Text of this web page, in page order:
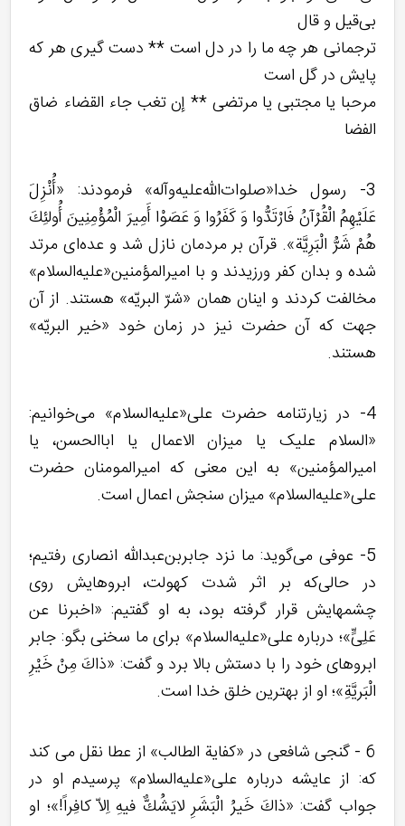
بی‌‌قیل و قال‌‌
ترجمانی هر چه ما را در دل است ** دست گیری هر که
پایش در گل است‌‌
مرحبا یا مجتبی یا مرتضی ** إن تغب جاء القضاء ضاق
الفضا
3- رسول خدا«صلوات‌الله‌علیه‌وآله» فرمودند: «أُنْزِلَ
عَلَيْهِمُ الْقُرْآنُ فَارْتَدُّوا وَ كَفَرُوا وَ عَصَوْا أَمِيرَ الْمُؤْمِنِينَ أُولئِكَ
هُمْ شَرُّ الْبَرِيَّة». قرآن بر مردمان نازل شد و عده‌ای مرتد
شده و بدان کفر ورزیدند و با امیرالمؤمنین«علیه‌السلام»
مخالفت کردند و اینان همان «شرّ البریّه» هستند. از آن
جهت که آن حضرت نیز در زمان خود «خیر البریّه»
هستند.
4- در زیارتنامه حضرت علی«علیه‌السلام» می‌خوانیم:
«السلام علیک یا میزان الاعمال یا اباالحسن، یا
امیرالمؤمنین» به این معنی که امیرالمومنان حضرت
علی«علیه‌السلام» میزان سنجش اعمال است.
5- عوفى مى‌گويد: ما نزد جابربن‌عبدالله انصارى رفتیم؛
در حالى‌كه بر اثر شدت كهولت، ابروهايش روى
چشمهايش قرار گرفته بود، به او گفتيم: «اخبرنا عن
عَلِىٍّ»؛ درباره على«علیه‌السلام» براى ما سخنى بگو: جابر
ابروهاى خود را با دستش بالا برد و گفت: «ذاكَ مِنْ خَيْرِ
الْبَريَّةِ»؛ او از بهترين خلق خدا است.
6 - گنجى شافعى در «كفاية الطالب» از عطا نقل مى كند
كه: از عايشه درباره على«علیه‌السلام» پرسيدم او در
جواب گفت: «ذاكَ خَيرُ الْبَشَرِ لايَشُكٌّ فيهِ اِلاّ كافِراً!»؛ او